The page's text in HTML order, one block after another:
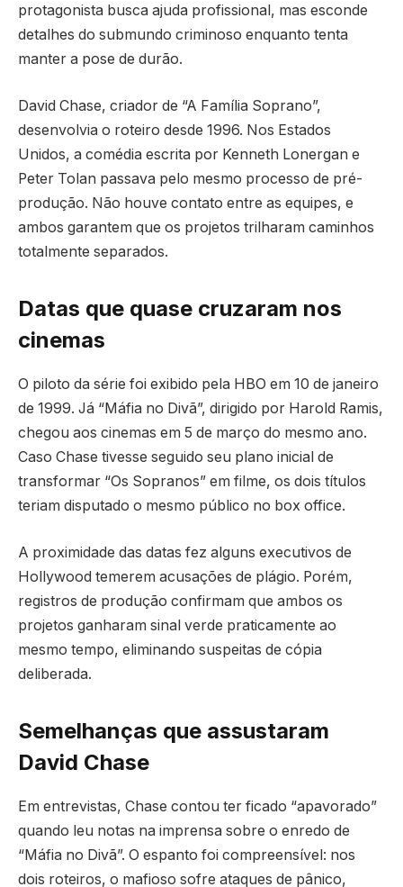
protagonista busca ajuda profissional, mas esconde
detalhes do submundo criminoso enquanto tenta
manter a pose de durão.
David Chase, criador de “A Família Soprano”,
desenvolvia o roteiro desde 1996. Nos Estados
Unidos, a comédia escrita por Kenneth Lonergan e
Peter Tolan passava pelo mesmo processo de pré-
produção. Não houve contato entre as equipes, e
ambos garantem que os projetos trilharam caminhos
totalmente separados.
Datas que quase cruzaram nos
cinemas
O piloto da série foi exibido pela HBO em 10 de janeiro
de 1999. Já “Máfia no Divã”, dirigido por Harold Ramis,
chegou aos cinemas em 5 de março do mesmo ano.
Caso Chase tivesse seguido seu plano inicial de
transformar “Os Sopranos” em filme, os dois títulos
teriam disputado o mesmo público no box office.
A proximidade das datas fez alguns executivos de
Hollywood temerem acusações de plágio. Porém,
registros de produção confirmam que ambos os
projetos ganharam sinal verde praticamente ao
mesmo tempo, eliminando suspeitas de cópia
deliberada.
Semelhanças que assustaram
David Chase
Em entrevistas, Chase contou ter ficado “apavorado”
quando leu notas na imprensa sobre o enredo de
“Máfia no Divã”. O espanto foi compreensível: nos
dois roteiros, o mafioso sofre ataques de pânico,